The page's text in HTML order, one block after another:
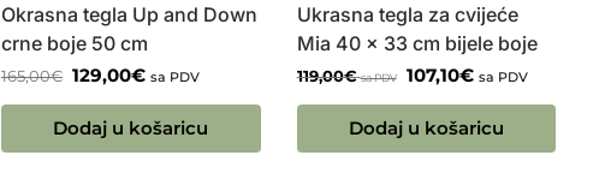
Okrasna tegla Up and Down
crne boje 50 cm
165,00€ 129,00€ sa PDV
Dodaj u košaricu
Ukrasna tegla za cvijeće
Mia 40 x 33 cm bijele boje
119,00€ sa PDV 107,10€ sa PDV
Dodaj u košaricu